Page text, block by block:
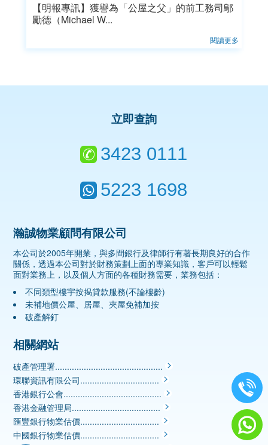
【明報專訊】獲譽為「公屋之父」的前工務司鄔
勵德（Michael W...
閱讀更多
立即查詢
3423 0111
5223 1698
瀚誠物業顧問有限公司
本公司於2005年開業，與多間銀行及律師行有著長期良好的合作
關係，透過本公司對於財務策劃上面的專業知識，客戶可以輕鬆
面對業務上，以及個人方面的各種財務需要，業務包括：
不同類型樓宇按揭貸款服務(不論樓齡)
未補地價公屋、居屋、夾屋免補加按
破產解釘
相關網站
破產管理署.............................................
環聯資訊有限公司.................................
香港銀行公會.........................................
香港金融管理局.....................................
匯豐銀行物業估價.................................
中國銀行物業估價.................................